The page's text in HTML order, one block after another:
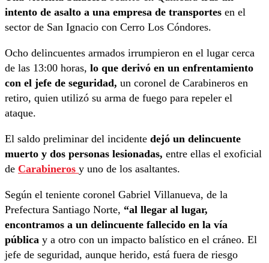
intento de asalto a una empresa de transportes en el
sector de San Ignacio con Cerro Los Cóndores.
Ocho delincuentes armados irrumpieron en el lugar cerca
de las 13:00 horas, lo que derivó en un enfrentamiento
con el jefe de seguridad, un coronel de Carabineros en
retiro, quien utilizó su arma de fuego para repeler el
ataque.
El saldo preliminar del incidente dejó un delincuente
muerto y dos personas lesionadas, entre ellas el exoficial
de Carabineros y uno de los asaltantes.
Según el teniente coronel Gabriel Villanueva, de la
Prefectura Santiago Norte, “al llegar al lugar,
encontramos a un delincuente fallecido en la vía
pública y a otro con un impacto balístico en el cráneo. El
jefe de seguridad, aunque herido, está fuera de riesgo